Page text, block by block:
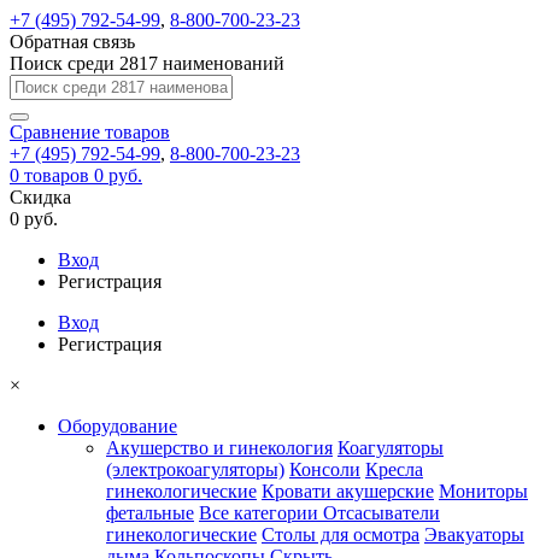
+7 (495) 792-54-99, 8-800-700-23-23
Обратная связь
Поиск среди 2817 наименований
Сравнение товаров
+7 (495) 792-54-99, 8-800-700-23-23
0 товаров 0 руб.
Скидка
0 руб.
Вход
Регистрация
Вход
Регистрация
×
Оборудование
Акушерство и гинекология Коагуляторы
(электрокоагуляторы) Консоли Кресла
гинекологические Кровати акушерские Мониторы
фетальные Все категории Отсасыватели
гинекологические Столы для осмотра Эвакуаторы